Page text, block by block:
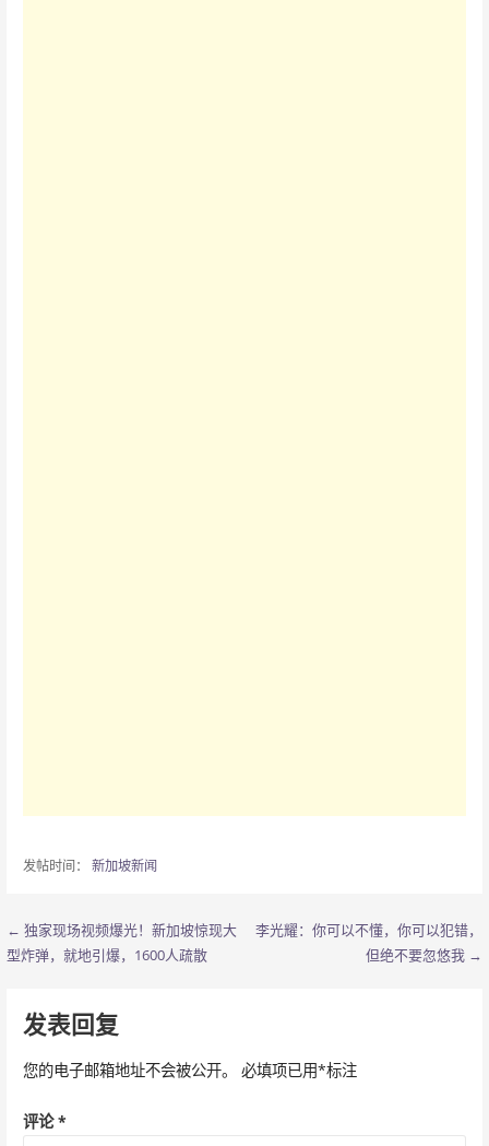
发帖时间： 新加坡新闻
文
导
航
← 独家现场视频爆光！新加坡惊现大
型炸弹，就地引爆，1600人疏散
李光耀：你可以不懂，你可以犯错，
但绝不要忽悠我 →
发表回复
您的电子邮箱地址不会被公开。 必填项已用*标注
评论*